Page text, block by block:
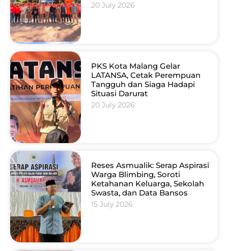
20 July 2026
PKS Kota Malang Gelar
LATANSA, Cetak Perempuan
Tangguh dan Siaga Hadapi
Situasi Darurat
20 July 2026
Reses Asmualik: Serap Aspirasi
Warga Blimbing, Soroti
Ketahanan Keluarga, Sekolah
Swasta, dan Data Bansos
15 July 2026